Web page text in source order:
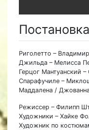
Постановка
Риголетто –
Джильда – Мелисса
Герцог Мантуанский
Спарафучиле –
Маддалена /
Режиссер – Филипп
Художники – Хайке
Художник по